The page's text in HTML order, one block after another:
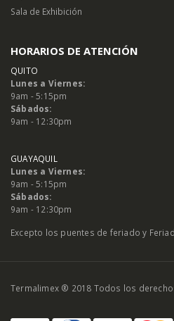
Sala de Exhibición
HORARIOS DE ATENCIÓN
QUITO
Lunes a Viernes:
9am - 5:15pm
Sábados:
9am - 12:30pm
GUAYAQUIL
Lunes a Viernes:
9am - 5:15pm
Sábados:
9am - 12:30pm
Excepto los puentes de feriado y
Termalimex ® 2018 Todos los